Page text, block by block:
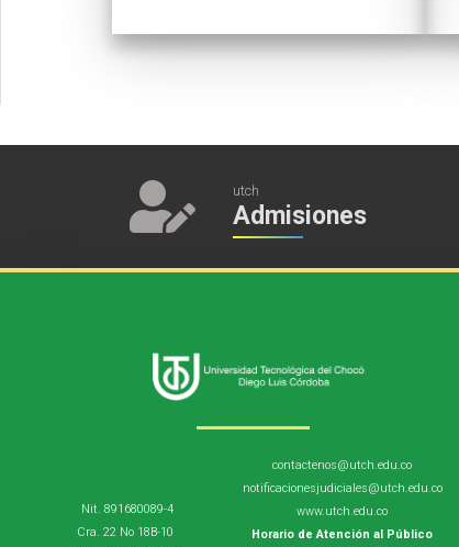
utch
Admisiones
Nit. 891680089-4
Cra. 22 No 18B-10
contactenos@utch.edu.co
notificacionesjudiciales@utch.edu.co
www.utch.edu.co
Horario de Atención al Público